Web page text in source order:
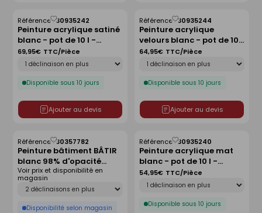
Peinture acrylique satiné
blanc - pot de 10 l -
ARTISIO
Référence :30935242
Disponible sous 10 jours
69,95€ TTC/Pièce
Ajouter au devis
Enregistrer
comme
liste
Peinture acrylique
velours blanc - pot de 10 l
- ARTISIO
Référence :30935244
Disponible sous 10 jours
64,95€ TTC/Pièce
Ajouter au devis
Enregistrer
comme
liste
Peinture bâtiment BÂTIR
blanc 98% d'opacité
satin - pot de 15 l
Référence :30357782
Déclinaison
Disponibilité selon magasin
Voir prix et disponibilité en
magasin
Enregistrer
comme
liste
Peinture acrylique mat
blanc - pot de 10 l -
ARTISIO
Référence :30935240
Disponible sous 10 jours
54,95€ TTC/Pièce
Enregistrer
comme
liste